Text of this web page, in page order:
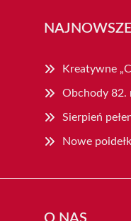
Kreatywne
Obchody 82.
Sierpień
Nowe
O NAS